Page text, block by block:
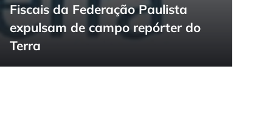
Fiscais da Federação Paulista
expulsam de campo repórter do
Terra